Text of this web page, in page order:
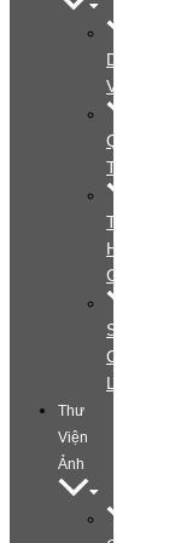
Dịch
Vụ
Quy
Trình
Tìm
Hiểu
Gói
Special
Offers
Thư
Viện
Ảnh